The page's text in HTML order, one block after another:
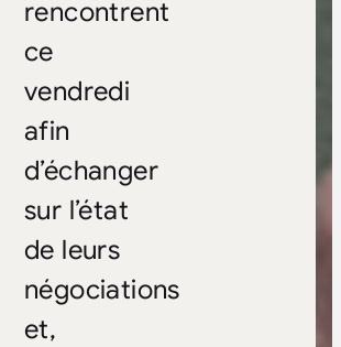
rencontrent
ce
vendredi
afin
d’échanger
sur l’état
de leurs
négociations
et,